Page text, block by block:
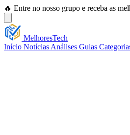
🔥 Entre no nosso grupo e receba as
MelhoresTech
Início Notícias Análises Guias